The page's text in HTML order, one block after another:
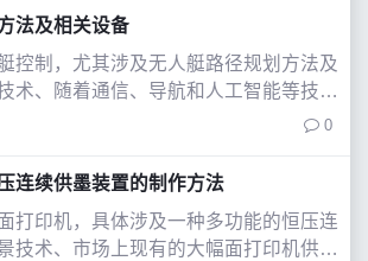
好地控制声音方向和扩散，
法及相关设备
控制，尤其涉及无人艇路径规划方法及
术、随着通信、导航和人工智能等技术
艇已经成为船舶研究领域的一个重要方
、吃水浅、部署方便、机动性高等优
应用于港口巡逻、海上救援和
0
连续供墨装置的制作方法
打印机，具体涉及一种多功能的恒压连
技术、市场上现有的大幅面打印机供墨